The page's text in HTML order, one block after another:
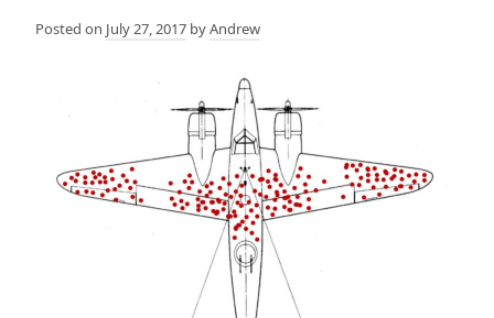
Posted on July 27, 2017 byAndrew